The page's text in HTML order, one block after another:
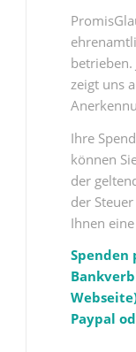
betrieben.
zeigt uns
Ihre
können
der
der
Ihnen
Spenden
Paypal